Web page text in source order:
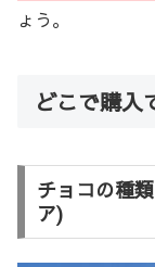
ょう。
どこで購入
チョコの種
ア)